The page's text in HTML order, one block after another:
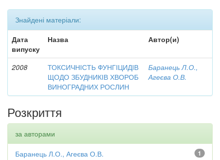
Знайдені матеріали:
Дата
випуску
Назва Автор(и)
2008
ТОКСИЧНІСТЬ ФУНГІЦИДІВ
ЩОДО ЗБУДНИКІВ ХВОРОБ
ВИНОГРАДНИХ РОСЛИН
Баранець Л.О.,
Агеєва О.В.
Розкриття
за авторами
1
Баранець Л.О., Агеєва О.В.